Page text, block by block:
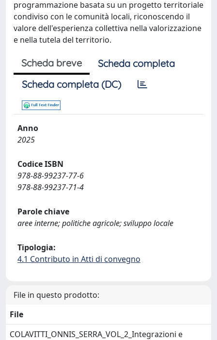
programmazione basata su un progetto territoriale
condiviso con le comunità locali, riconoscendo il
valore dell'esperienza collettiva nella valorizzazione
e nella tutela del territorio.
Scheda breve
Scheda completa
Scheda completa (DC)
Anno
2025
Codice ISBN
978-88-99237-77-6
978-88-99237-71-4
Parole chiave
aree interne; politiche agricole; sviluppo locale
Tipologia:
4.1 Contributo in Atti di convegno
File in questo prodotto:
File
COLAVITTI_ONNIS_SERRA_VOL_2_Integrazioni e